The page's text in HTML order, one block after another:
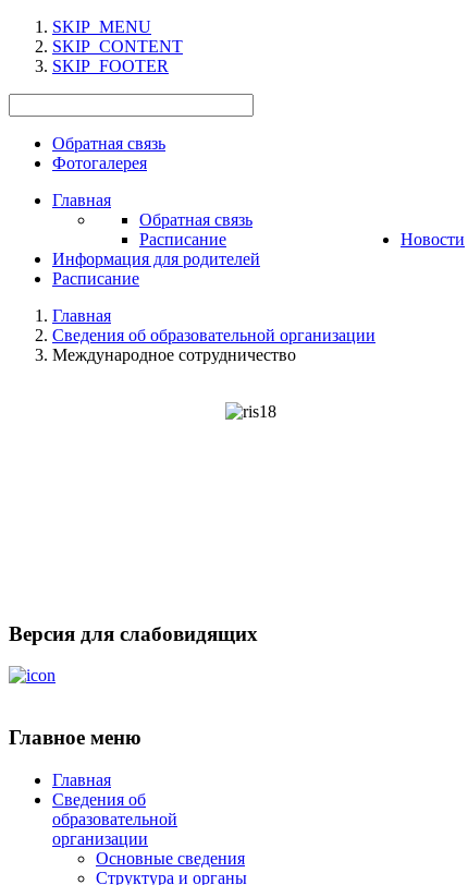
SKIP_MENU
SKIP_CONTENT
SKIP_FOOTER
Обратная связь
Фотогалерея
Главная
Обратная связь
Расписание
Новости
Информация для родителей
Расписание
Главная
Сведения об образовательной организации
Международное сотрудничество
Версия для слабовидящих
Главное меню
Главная
Сведения об
образовательной
организации
Основные сведения
Структура и органы